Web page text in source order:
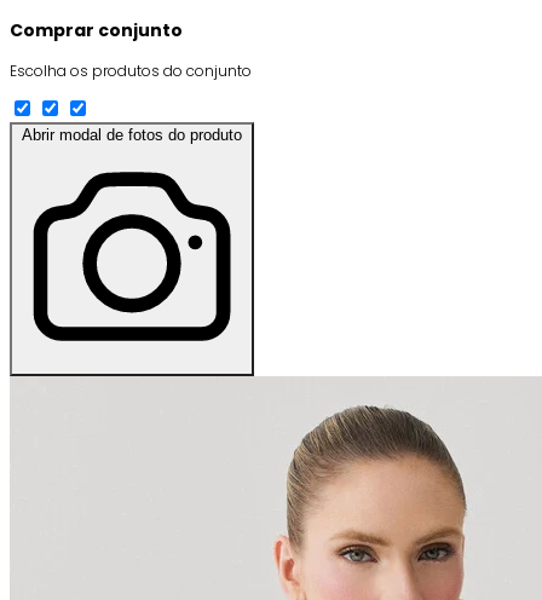
Comprar conjunto
Escolha os produtos do conjunto
Abrir modal de fotos do produto